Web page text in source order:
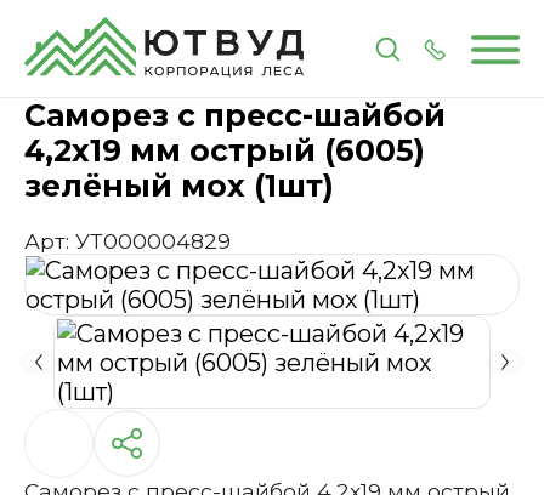
ГлавнаяКаталогМетизы и крепеж Саморез
Саморез с пресс-шайбой
4,2х19 мм острый (6005)
зелёный мох (1шт)
Арт: УТ000004829